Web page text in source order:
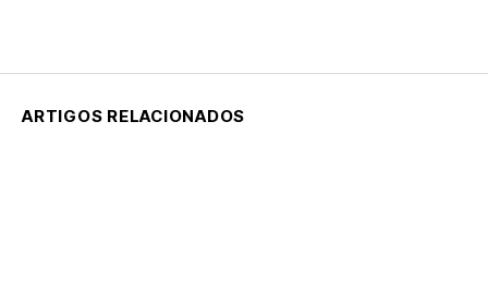
ARTIGOS RELACIONADOS